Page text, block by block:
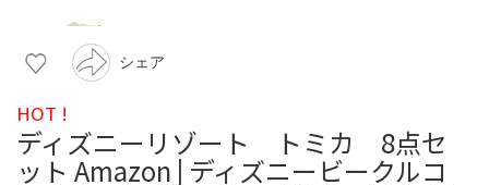
シェア
HOT !
ディズニーリゾート トミカ 8点セ
ット Amazon | ディズニービークルコ